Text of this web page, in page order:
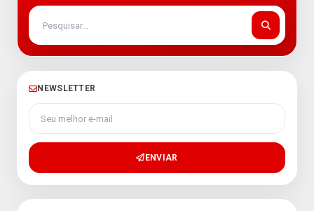
NEWSLETTER
Seu melhor e-mail
ENVIAR